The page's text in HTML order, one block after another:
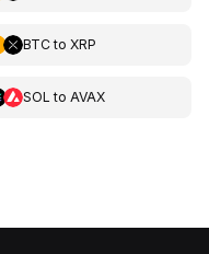
BTCto XRP
SOL to AVAX